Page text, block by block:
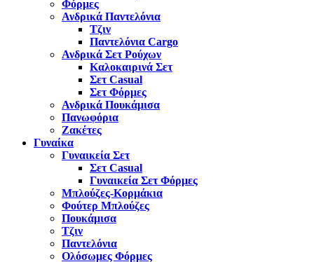
Φόρμες
Ανδρικά Παντελόνια
Τζιν
Παντελόνια Cargo
Ανδρικά Σετ Ρούχων
Καλοκαιρινά Σετ
Σετ Casual
Σετ Φόρμες
Ανδρικά Πουκάμισα
Πανωφόρια
Ζακέτες
Γυναίκα
Γυναικεία Σετ
Σετ Casual
Γυναικεία Σετ Φόρμες
Μπλούζες-Κορμάκια
Φούτερ Μπλούζες
Πουκάμισα
Τζιν
Παντελόνια
Ολόσωμες Φόρμες